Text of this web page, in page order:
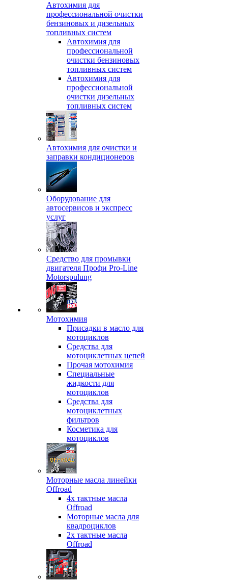
Автохимия для
профессиональной очистки
бензиновых и дизельных
топливных систем
Автохимия для
профессиональной
очистки бензиновых
топливных систем
Автохимия для
профессиональной
очистки дизельных
топливных систем
Автохимия для очистки и
заправки кондиционеров
Оборудование для
автосервисов и экспресс
услуг
Средство для промывки
двигателя Профи Pro-Line
Motorspulung
Мотохимия
Присадки в масло для
мотоциклов
Средства для
мотоциклетных цепей
Прочая мотохимия
Специальные
жидкости для
мотоциклов
Средства для
мотоциклетных
фильтров
Косметика для
мотоциклов
Моторные масла линейки
Offroad
4х тактные масла
Offroad
Моторные масла для
квадроциклов
2х тактные масла
Offroad